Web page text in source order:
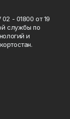
- 01800 от 19
службы по
и